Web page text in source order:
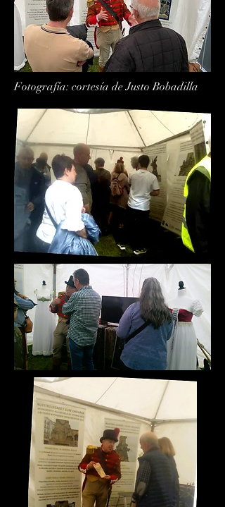
Fotografía: cortesía de Justo Bobadilla